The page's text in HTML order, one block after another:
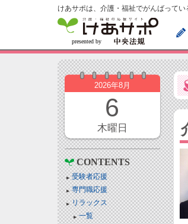
けあサポは、介護・福祉でがんばってい
2026年8月
6
木曜日
CONTENTS
受験者応援
専門職応援
リラックス
一覧